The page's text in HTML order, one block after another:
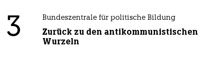
3 Bundeszentrale für politische Bildung
Zurück zu den antikommunistischen
Wurzeln